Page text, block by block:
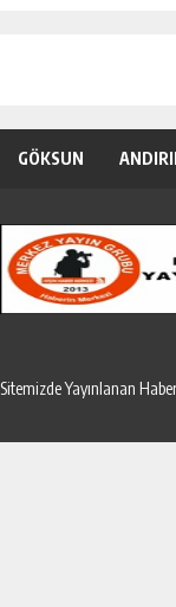
GÖKSUN
Sitemizde Yayınlanan